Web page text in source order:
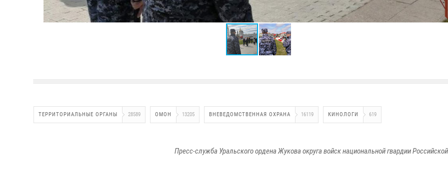
ТЕРРИТОРИАЛЬНЫЕ ОРГАНЫ 28589 ОМОН 13205 ВНЕВЕДОМСТВЕННАЯ ОХРАНА 16119 КИНОЛОГИ 619
Пресс-служба Уральского ордена Жукова округа войск национальной гвардии